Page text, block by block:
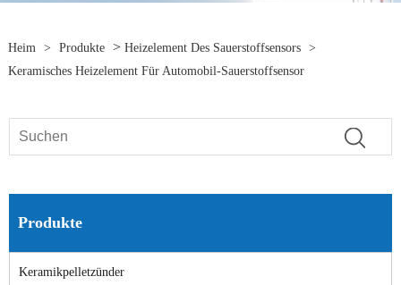
Heim > Produkte > Heizelement Des Sauerstoffsensors
>
Keramisches Heizelement Für Automobil-Sauerstoffsensor
Produkte
Keramikpelletzünder